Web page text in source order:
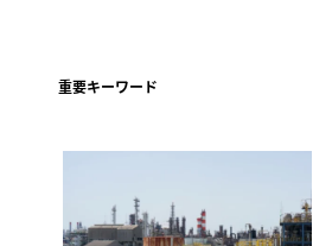
重要キーワード